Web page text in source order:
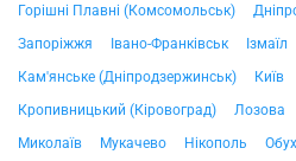
Горішні Плавні (Комсомольськ)
Запоріжжя
Івано-Франківськ Ізмаїл
Кам'янське (Дніпродзержинськ)
Київ
Кропивницький (Кіровоград)
Лозова
Миколаїв
Мукачево Нікополь